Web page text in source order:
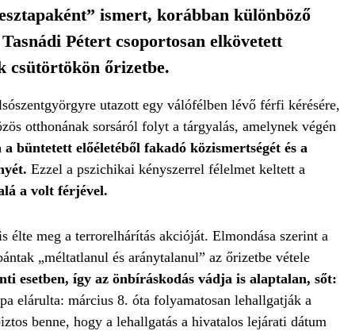
ismert, korábban különböző
Pétert csoportosan elkövetett
csütörtökön őrizetbe.
utazott egy válófélben lévő férfi kérésére,
otthonának sorsáról folyt a tárgyalás, amelynek végén
büntetett előéletéből fakadó közismertségét és a
Ezzel a pszichikai kényszerrel félelmet keltett a
a volt férjével.
élte meg a terrorelhárítás akcióját. Elmondása szerint a
„méltatlanul és aránytalanul” az őrizetbe vétele
esetben, így az önbíráskodás vádja is alaptalan, sőt:
elárulta: március 8. óta folyamatosan lehallgatják a
benne, hogy a lehallgatás a hivatalos lejárati dátum